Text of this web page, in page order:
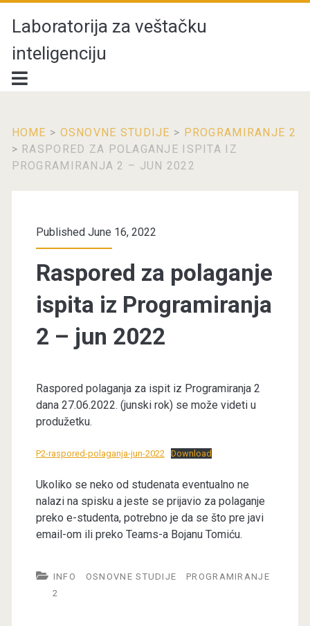
Laboratorija za veštačku
inteligenciju
HOME > OSNOVNE STUDIJE > PROGRAMIRANJE 2
> RASPORED ZA POLAGANJE ISPITA IZ
PROGRAMIRANJA 2 – JUN 2022
Published June 16, 2022
Raspored za polaganje
ispita iz Programiranja
2 – jun 2022
Raspored polaganja za ispit iz Programiranja 2
dana 27.06.2022. (junski rok) se može videti u
produžetku.
P2-raspored-polaganja-jun-2022 Download
Ukoliko se neko od studenata eventualno ne
nalazi na spisku a jeste se prijavio za polaganje
preko e-studenta, potrebno je da se što pre javi
email-om ili preko Teams-a Bojanu Tomiću.
INFO OSNOVNE STUDIJE
PROGRAMIRANJE
2